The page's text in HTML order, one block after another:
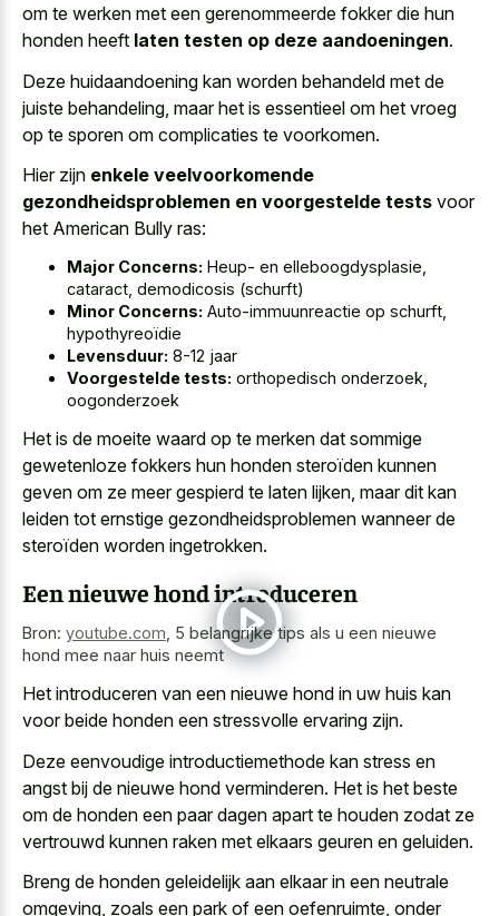
om te werken met een gerenommeerde fokker die hun
honden heeft laten testen op deze aandoeningen.
Deze huidaandoening kan worden behandeld met de
juiste behandeling, maar het is essentieel om het vroeg
op te sporen om complicaties te voorkomen.
Hier zijn enkele veelvoorkomende
gezondheidsproblemen en voorgestelde tests voor
het American Bully ras:
Major Concerns: Heup- en elleboogdysplasie,
cataract, demodicosis (schurft)
Minor Concerns: Auto-immuunreactie op schurft,
hypothyreoïdie
Levensduur: 8-12 jaar
Voorgestelde tests: orthopedisch onderzoek,
oogonderzoek
Het is de moeite waard op te merken dat sommige
gewetenloze fokkers hun honden steroïden kunnen
geven om ze meer gespierd te laten lijken, maar dit kan
leiden tot ernstige gezondheidsproblemen wanneer de
steroïden worden ingetrokken.
Een nieuwe hond introduceren
Bron: youtube.com 5 belangrijke tips als u een nieuwe
hond mee naar huis neemt
Het introduceren van een nieuwe hond in uw huis kan
voor beide honden een stressvolle ervaring zijn.
Deze eenvoudige introductiemethode kan stress en
angst bij de nieuwe hond verminderen. Het is het beste
om de honden een paar dagen apart te houden zodat ze
vertrouwd kunnen raken met elkaars geuren en geluiden.
Breng de honden geleidelijk aan elkaar in een neutrale
omgeving, zoals een park of een oefenruimte, onder